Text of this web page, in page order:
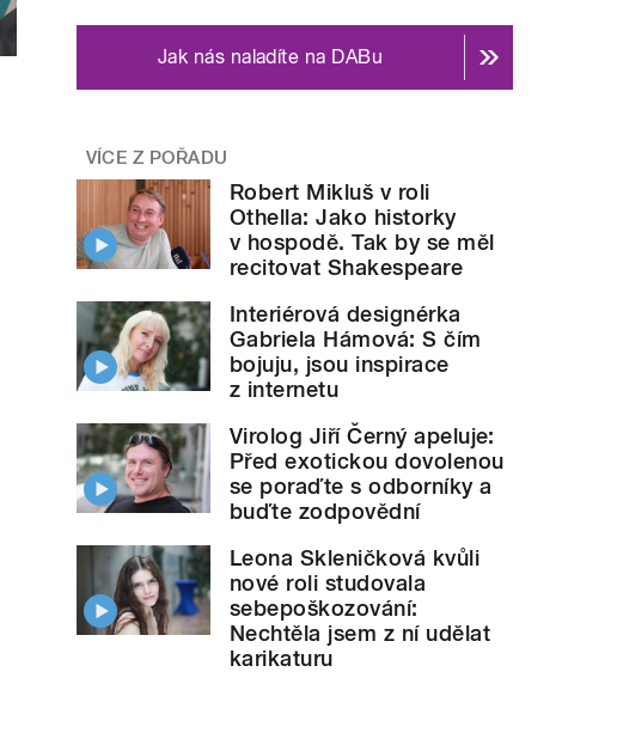
Jak nás naladíte na DABu
VÍCE Z POŘADU
Robert Mikluš v roli
Othella: Jako historky
v hospodě. Tak by se měl
recitovat Shakespeare
Interiérová designérka
Gabriela Hámová: S čím
bojuju, jsou inspirace
z internetu
Virolog Jiří Černý apeluje:
Před exotickou dovolenou
se poraďte s odborníky a
buďte zodpovědní
Leona Skleničková kvůli
nové roli studovala
sebepoškozování:
Nechtěla jsem z ní udělat
karikaturu